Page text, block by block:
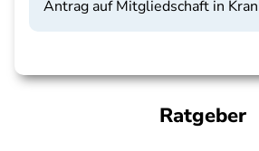
Antrag auf Mitgliedschaft in
Ratgeber